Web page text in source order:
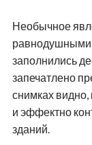
Необычное
заполнились
запечатлено
снимках видно,
и эффектно
зданий.